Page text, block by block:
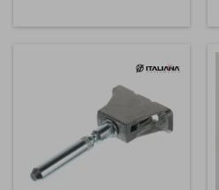
Belastbarkeit bei Regaltiefe
Bohrlochabstand 55mm.
Dorndurchmesser 14mm,
Dornlänge 116mm,...